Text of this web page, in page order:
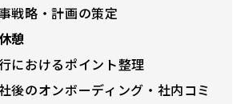
略・計画の策定
憩
おけるポイント整理
のオンボーディング・社内コミ